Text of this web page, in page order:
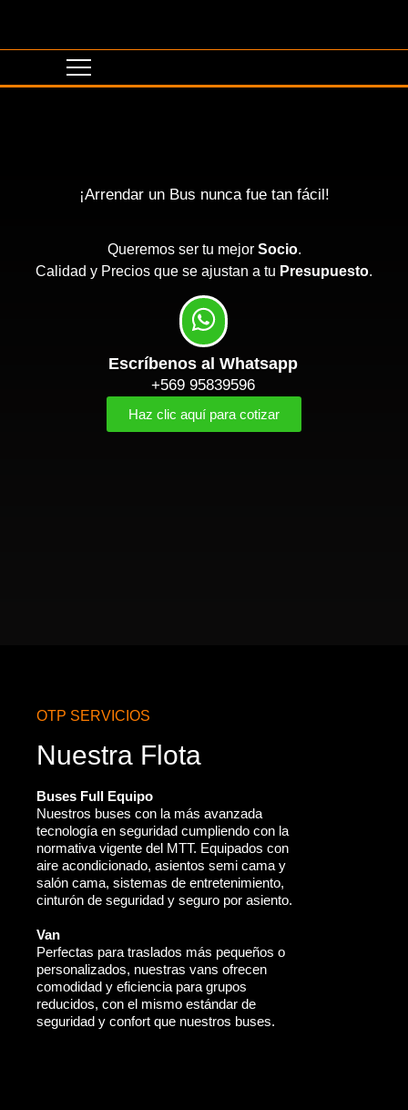
¡Arrendar un Bus nunca fue tan fácil!
Queremos ser tu mejor Socio.
Calidad y Precios que se ajustan a tu Presupuesto.
Escríbenos al Whatsapp
+569 95839596
Haz clic aquí para cotizar
OTP SERVICIOS
Nuestra Flota
Buses Full Equipo
Nuestros buses con la más avanzada
tecnología en seguridad cumpliendo con la
normativa vigente del MTT. Equipados con
aire acondicionado, asientos semi cama y
salón cama, sistemas de entretenimiento,
cinturón de seguridad y seguro por asiento.
Van
Perfectas para traslados más pequeños o
personalizados, nuestras vans ofrecen
comodidad y eficiencia para grupos
reducidos, con el mismo estándar de
seguridad y confort que nuestros buses.